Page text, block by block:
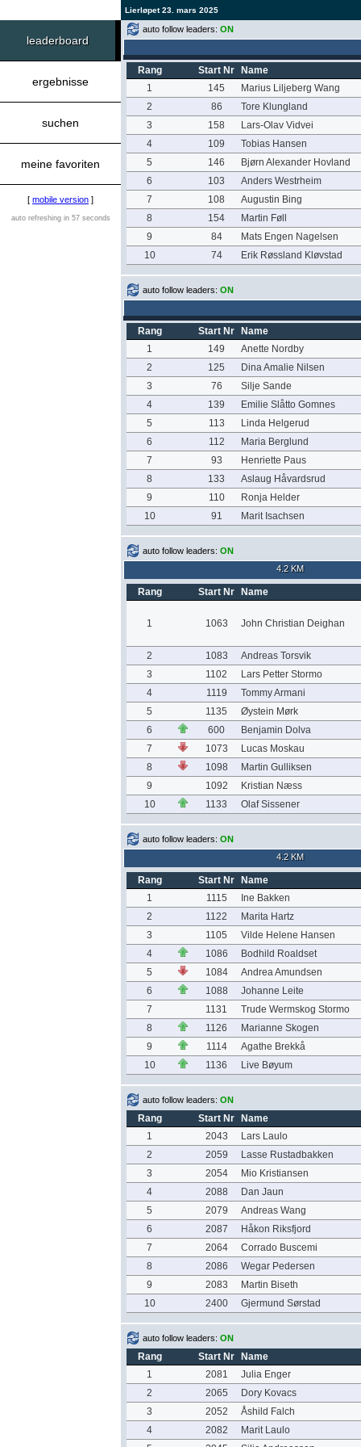
Lierløpet 23. mars 2025
leaderboard
ergebnisse
suchen
meine favoriten
[ mobile version ]
auto refreshing in 57 seconds
auto follow leaders: ON
Rang Start Nr
Name
1
145
Marius Liljeberg Wang
2
86
Tore Klungland
3
158
Lars-Olav Vidvei
4
109
Tobias Hansen
5
146
Bjørn Alexander Hovland
6
103
Anders Westrheim
7
108
Augustin Bing
8
154
Martin Føll
9
84
Mats Engen Nagelsen
10
74 Erik Røssland Kløvstad
auto follow leaders: ON
Rang Start Nr
Name
1
149
Anette Nordby
2
125
Dina Amalie Nilsen
3
76
Silje Sande
4
139
Emilie Slåtto Gomnes
5
113
Linda Helgerud
6
112
Maria Berglund
7
93
Henriette Paus
8
133
Aslaug Håvardsrud
9
110
Ronja Helder
10
91 Marit Isachsen
auto follow leaders: ON
4.2 KM
Rang Start Nr Name
1 1063 John Christian Deighan
2 1083
Andreas Torsvik
3
1102
Lars Petter Stormo
4
1119
Tommy Armani
5
1135
Øystein Mørk
6
600
Benjamin Dolva
7
1073
Lucas Moskau
8
1098
Martin Gulliksen
9
1092
Kristian Næss
10
1133 Olaf Sissener
auto follow leaders: ON
4.2 KM
Rang Start Nr
Name
1
1115
Ine Bakken
2
1122
Marita Hartz
3
1105
Vilde Helene Hansen
4
1086
Bodhild Roaldset
5
1084
Andrea Amundsen
6
1088
Johanne Leite
7
1131
Trude Wermskog Stormo
8
1126
Marianne Skogen
9
1114
Agathe Brekkå
10
1136 Live Bøyum
auto follow leaders: ON
Rang Start Nr
Name
1
2043
Lars Laulo
2
2059
Lasse Rustadbakken
3
2054
Mio Kristiansen
4
2088
Dan Jaun
5
2079
Andreas Wang
6
2087
Håkon Riksfjord
7
2064
Corrado Buscemi
8
2086
Wegar Pedersen
9
2083
Martin Biseth
10
2400 Gjermund Sørstad
auto follow leaders: ON
Rang Start Nr
Name
1
2081
Julia Enger
2
2065
Dory Kovacs
3
2052
Åshild Falch
4
2082
Marit Laulo